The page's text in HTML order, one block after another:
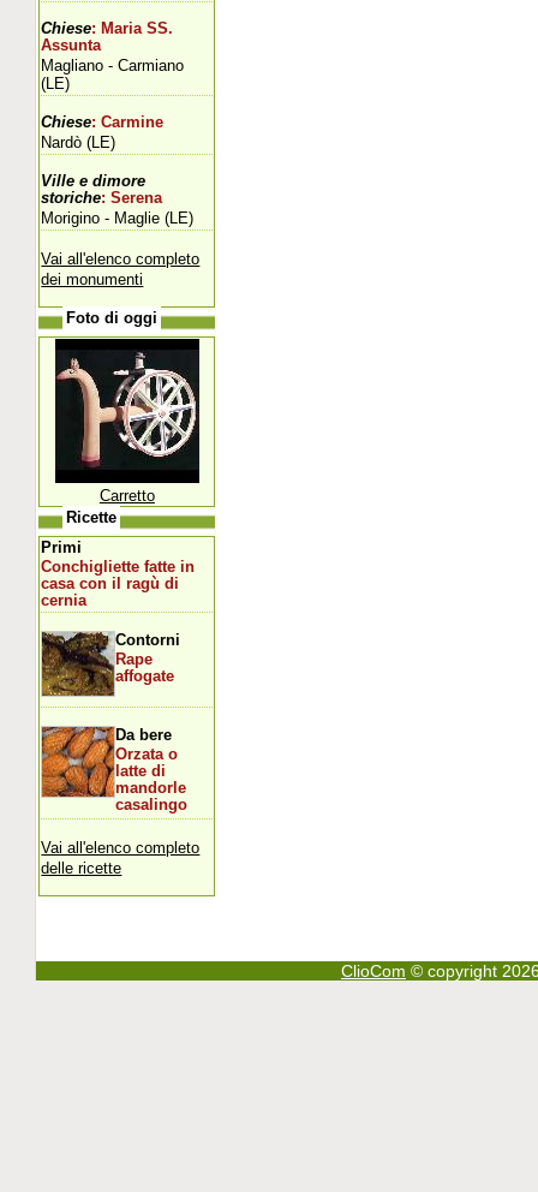
Chiese: Maria SS.
Assunta
Magliano - Carmiano
(LE)
Chiese: Carmine
Nardò (LE)
Ville e dimore
storiche: Serena
Morigino - Maglie (LE)
Vai all'elenco completo
dei monumenti
Foto di oggi
Carretto
Ricette
Primi
Conchigliette fatte in
casa con il ragù di
cernia
Contorni
Rape
affogate
Da bere
Orzata o
latte di
mandorle
casalingo
Vai all'elenco completo
delle ricette
ClioCom © copyright